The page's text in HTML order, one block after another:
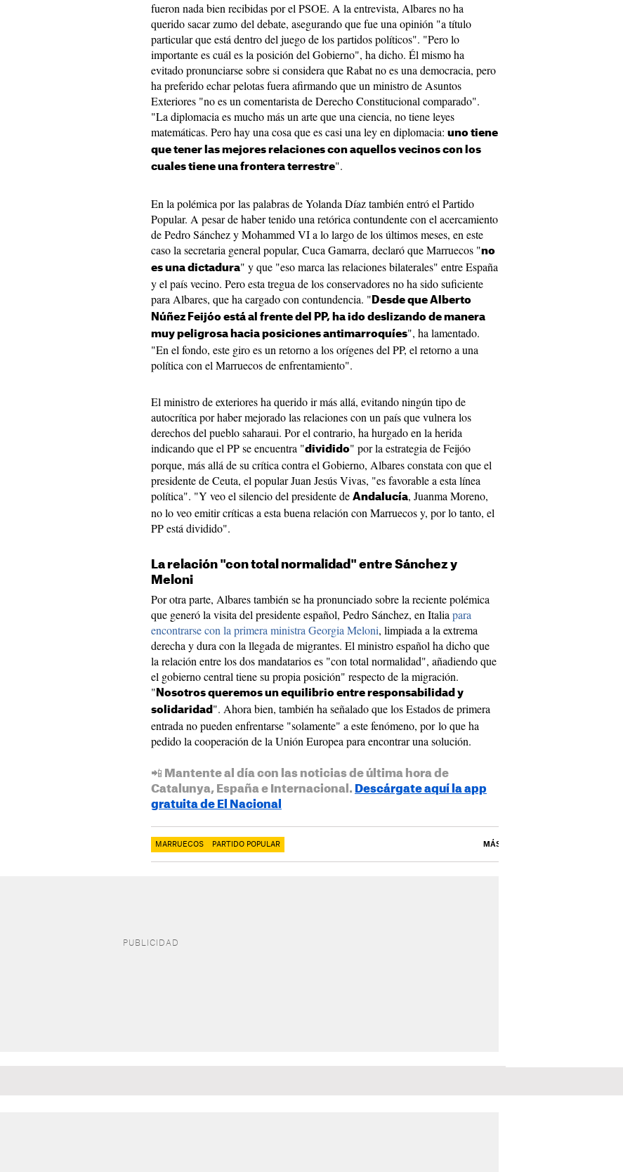
fueron nada bien recibidas por el PSOE. A la entrevista, Albares no ha
querido sacar zumo del debate, asegurando que fue una opinión "a título
particular que está dentro del juego de los partidos políticos". "Pero lo
importante es cuál es la posición del Gobierno", ha dicho. Él mismo ha
evitado pronunciarse sobre si considera que Rabat no es una democracia, pero
ha preferido echar pelotas fuera afirmando que un ministro de Asuntos
Exteriores "no es un comentarista de Derecho Constitucional comparado".
"La diplomacia es mucho más un arte que una ciencia, no tiene leyes
matemáticas. Pero hay una cosa que es casi una ley en diplomacia: uno tiene
que tener las mejores relaciones con aquellos vecinos con los
cuales tiene una frontera terrestre".
En la polémica por las palabras de Yolanda Díaz también entró el Partido
Popular. A pesar de haber tenido una retórica contundente con el acercamiento
de Pedro Sánchez y Mohammed VI a lo largo de los últimos meses, en este
caso la secretaria general popular, Cuca Gamarra, declaró que Marruecos "no
es una dictadura" y que "eso marca las relaciones bilaterales" entre España
y el país vecino. Pero esta tregua de los conservadores no ha sido suficiente
para Albares, que ha cargado con contundencia. " Desde que Alberto
Núñez Feijóo está al frente del PP, ha ido deslizando de manera
muy peligrosa hacia posiciones antimarroquíes", ha lamentado.
"En el fondo, este giro es un retorno a los orígenes del PP, el retorno a una
política con el Marruecos de enfrentamiento".
El ministro de exteriores ha querido ir más allá, evitando ningún tipo de
autocrítica por haber mejorado las relaciones con un país que vulnera los
derechos del pueblo saharaui. Por el contrario, ha hurgado en la herida
indicando que el PP se encuentra "dividido" por la estrategia de Feijóo
porque, más allá de su crítica contra el Gobierno, Albares constata con que el
presidente de Ceuta, el popular Juan Jesús Vivas, "es favorable a esta línea
política". "Y veo el silencio del presidente de Andalucía, Juanma Moreno,
no lo veo emitir críticas a esta buena relación con Marruecos y, por lo tanto, el
PP está dividido".
La relación "con total normalidad" entre Sánchez y
Meloni
Por otra parte, Albares también se ha pronunciado sobre la reciente polémica
que generó la visita del presidente español, Pedro Sánchez, en Italia para
encontrarse con la primera ministra Georgia Meloni, limpiada a la extrema
derecha y dura con la llegada de migrantes. El ministro español ha dicho que
la relación entre los dos mandatarios es "con total normalidad", añadiendo que
el gobierno central tiene su propia posición" respecto de la migración.
" Nosotros queremos un equilibrio entre responsabilidad y
solidaridad ". Ahora bien, también ha señalado que los Estados de primera
entrada no pueden enfrentarse "solamente" a este fenómeno, por lo que ha
pedido la cooperación de la Unión Europea para encontrar una solución.
📲 Mantente al día con las noticias de última hora de
Catalunya, España e Internacional. Descárgate aquí la app
gratuita de El Nacional
MARRUECOS PARTIDO POPULAR MÁS